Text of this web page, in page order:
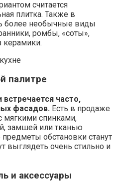
считается
плитка. Также в
более необычные виды
ромбы, «соты»,
керамики.
палитре
часто,
фасадов. Есть в продаже
мягкими спинками,
замшей или тканью
предметы обстановки станут
выглядеть очень стильно и
и аксессуары